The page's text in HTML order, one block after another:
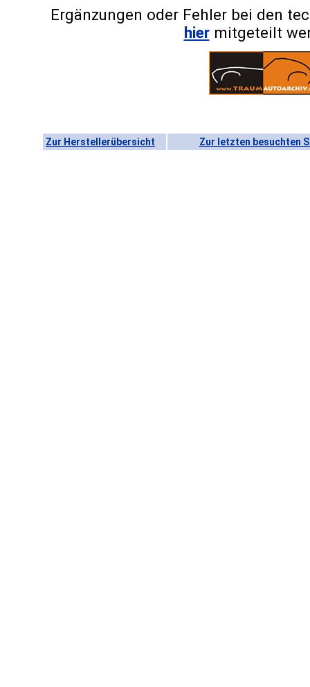
Ergänzungen oder Fehler bei den
hiermitgeteilt
Zur Herstellerübersicht Zur letzten besuchten